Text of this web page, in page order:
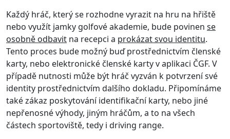
Každý hráč, který se rozhodne vyrazit na hru na hřiště
nebo využít jamky golfové akademie, bude povinen se
osobně odbavit na recepci a prokázat svou identitu.
Tento proces bude možný buď prostřednictvím členské
karty, nebo elektronické členské karty v aplikaci ČGF. V
případě nutnosti může být hráč vyzván k potvrzení své
identity prostřednictvím dalšího dokladu. Připomínáme
také zákaz poskytování identifikační karty, nebo jiné
nepřenosné výhody, jiným hráčům, a to na všech
částech sportoviště, tedy i driving range.